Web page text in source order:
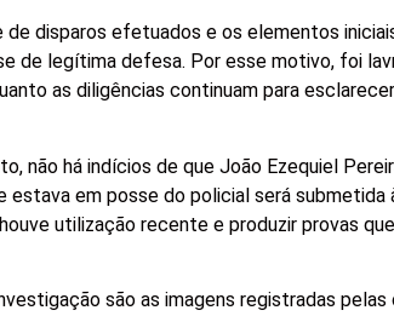
de disparos efetuados e os elementos
de legítima defesa. Por esse motivo, foi
as diligências continuam para
não há indícios de que João Ezequiel
estava em posse do policial será submetida
utilização recente e produzir provas
são as imagens registradas pelas